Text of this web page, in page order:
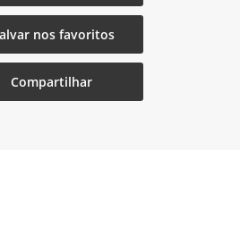
nos favoritos
Compartilhar